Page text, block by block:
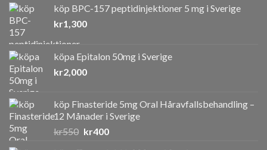
köp BPC-157 peptidinjektioner 5 mg i Sverige
kr1,300
köpa Epitalon 50mg i Sverige
kr2,000
köp Finasteride 5mg Oral Håravfallsbehandling –
12 Månader i Sverige
kr550 Det
kr400Det